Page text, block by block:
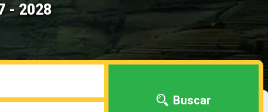
- 2028
Buscar